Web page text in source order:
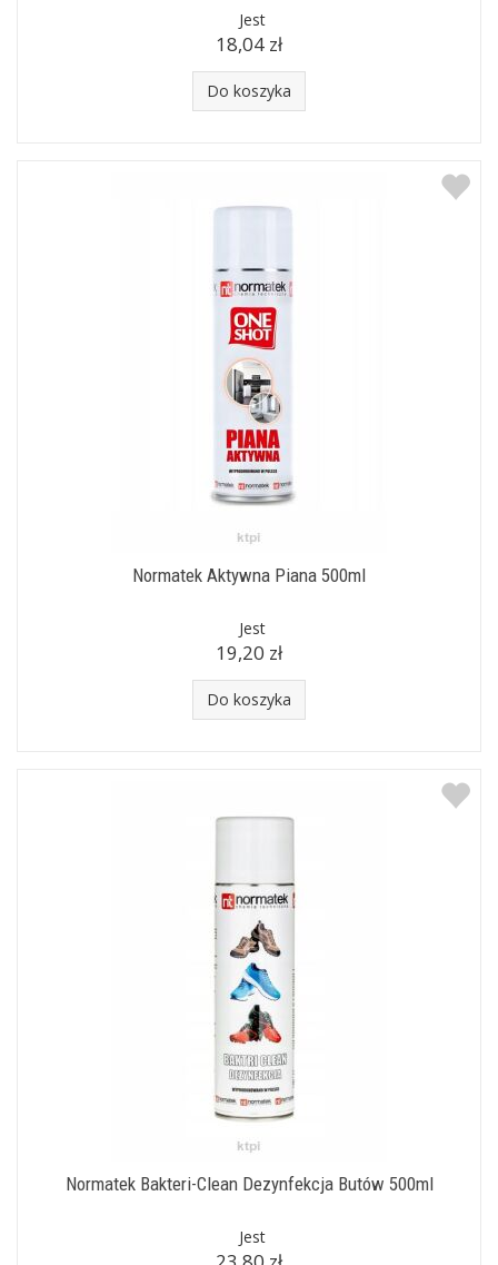
Jest
18,04 zł
Do koszyka
Normatek Aktywna Piana 500ml
Jest
19,20 zł
Do koszyka
Normatek Bakteri-Clean Dezynfekcja Butów 500ml
Jest